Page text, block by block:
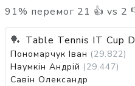
91% перемог 21 👍 vs 2
🏓 Table Tennis IT Cup
Пономарчук Іван (29.822)
Наумкін Андрій (29.447)
Савін Олександр